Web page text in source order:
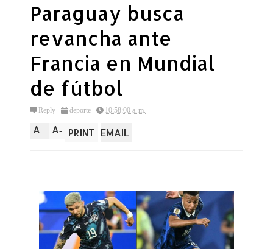
Paraguay busca
revancha ante
Francia en Mundial
de fútbol
Reply deporte 10:58:00 a. m.
A+ A- PRINT EMAIL